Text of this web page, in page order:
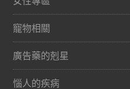
寵物相關
廣告藥的剋星
惱人的疾病